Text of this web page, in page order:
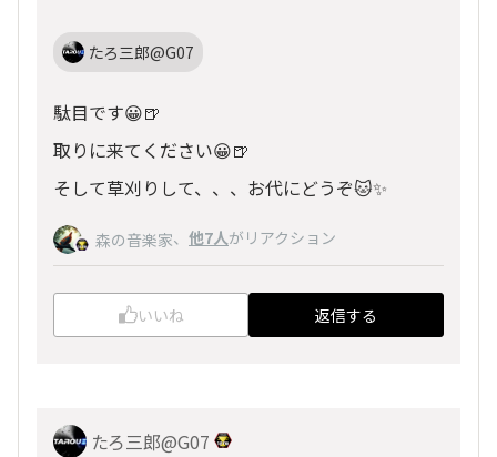
たろ三郎@G07
駄目です😀🍺
取りに来てください😀🍺
そして草刈りして、、、お代にどうぞ🐱✨
森の音楽家、 他7人がリアクション
いいね 返信する
たろ三郎@G07